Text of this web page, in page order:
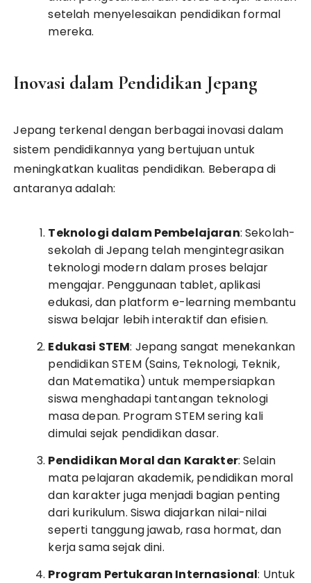
setelah menyelesaikan pendidikan formal
mereka.
Inovasi dalam Pendidikan Jepang
Jepang terkenal dengan berbagai inovasi dalam
sistem pendidikannya yang bertujuan untuk
meningkatkan kualitas pendidikan. Beberapa di
antaranya adalah:
Teknologi dalam Pembelajaran: Sekolah-
sekolah di Jepang telah mengintegrasikan
teknologi modern dalam proses belajar
mengajar. Penggunaan tablet, aplikasi
edukasi, dan platform e-learning membantu
siswa belajar lebih interaktif dan efisien.
Edukasi STEM: Jepang sangat menekankan
pendidikan STEM (Sains, Teknologi, Teknik,
dan Matematika) untuk mempersiapkan
siswa menghadapi tantangan teknologi
masa depan. Program STEM sering kali
dimulai sejak pendidikan dasar.
Pendidikan Moral dan Karakter: Selain
mata pelajaran akademik, pendidikan moral
dan karakter juga menjadi bagian penting
dari kurikulum. Siswa diajarkan nilai-nilai
seperti tanggung jawab, rasa hormat, dan
kerja sama sejak dini.
Program Pertukaran Internasional: Untuk